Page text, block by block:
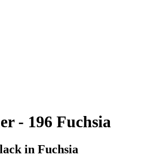
- 196 Fuchsia
in Fuchsia